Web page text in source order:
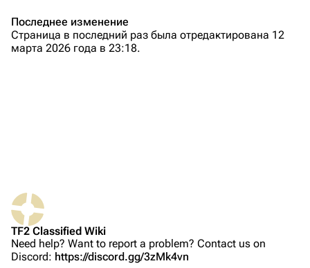
Навигация
Заглавная страница
Website
Forums
English
Связанные правки
Последнее изменение
Страница в последний раз была отредактирована 12
марта 2026 года в 23:18.
TF2 Classified Wiki
Need help? Want to report a problem? Contact us on
Discord: https://discord.gg/3zMk4vn